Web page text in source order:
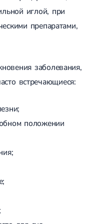
периода
гипертензия
болезнь (ЖКБ)
иглой, при
препаратами,
заболевания,
встречающиеся:
положении